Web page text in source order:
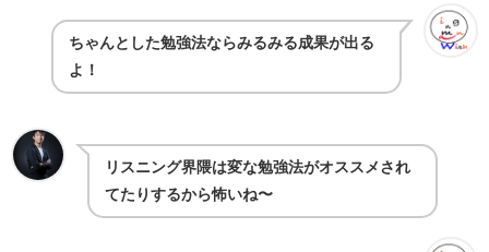
ちゃんとした勉強法ならみるみる成果が出る
よ！
リスニング界隈は変な勉強法がオススメされ
てたりするから怖いね〜